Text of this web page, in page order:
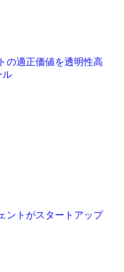
の適正価値を透明性高
ル
ントがスタートアップ